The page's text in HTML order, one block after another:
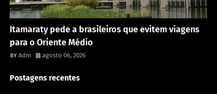
Itamaraty pede a brasileiros que evitem viagens
para o Oriente Médio
Adm agosto 06, 2026
Postagens recentes